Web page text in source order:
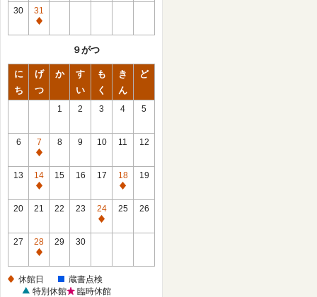
館
日
30
31
休
９がつ
に
ち
げ
つ
か
す
い
も
く
き
ん
ど
1 2 3 4 5
6
7
休
館
日
8 9 10 11 12
13
14
休
館
15 16 17
18
休
館
19
20 21 22 23
24
休
25 26
27
28
休
日
29 30
休館日
蔵書点検
特別休館
臨時休館